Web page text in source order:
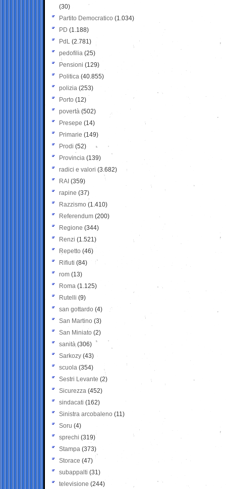
(30)
Partito Democratico (1.034)
PD (1.188)
PdL (2.781)
pedofilia (25)
Pensioni (129)
Politica (40.855)
polizia (253)
Porto (12)
povertà (502)
Presepe (14)
Primarie (149)
Prodi (52)
Provincia (139)
radici e valori (3.682)
RAI (359)
rapine (37)
Razzismo (1.410)
Referendum (200)
Regione (344)
Renzi (1.521)
Repetto (46)
Rifiuti (84)
rom (13)
Roma (1.125)
Rutelli (9)
san gottardo (4)
San Martino (3)
San Miniato (2)
sanità (306)
Sarkozy (43)
scuola (354)
Sestri Levante (2)
Sicurezza (452)
sindacati (162)
Sinistra arcobaleno (11)
Soru (4)
sprechi (319)
Stampa (373)
Storace (47)
subappalti (31)
televisione(244)